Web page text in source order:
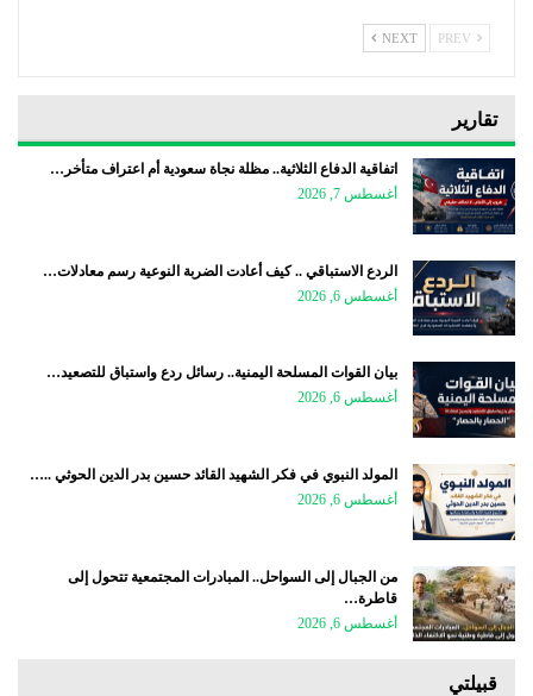
NEXT
تقارير
اتفاقية الدفاع الثلاثية.. مظلة نجاة سعودية أم اعتراف متأخر…
أغسطس 7, 2026
الردع الاستباقي .. كيف أعادت الضربة النوعية رسم معادلات…
أغسطس 6, 2026
بيان القوات المسلحة اليمنية.. رسائل ردع واستباق للتصعيد…
أغسطس 6, 2026
المولد النبوي في فكر الشهيد القائد حسين بدر الدين الحوثي ..…
أغسطس 6, 2026
من الجبال إلى السواحل.. المبادرات المجتمعية تتحول إلى
قاطرة…
أغسطس 6, 2026
قبيلتي